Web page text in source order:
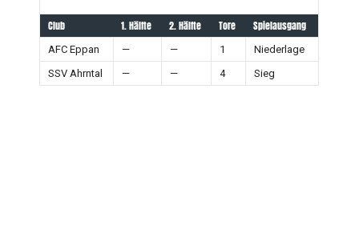
Club 1. Hälfte 2. Hälfte Tore Spielausgang
AFC Eppan — — 1
Niederlage
SSV Ahrntal
— — 4 Sieg